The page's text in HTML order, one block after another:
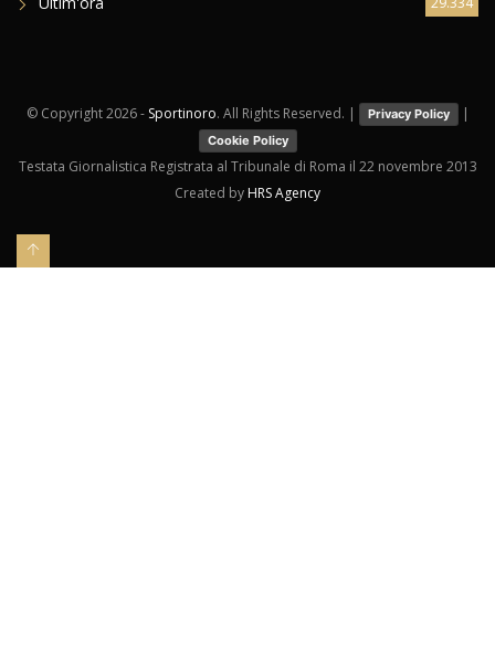
© Copyright2026 - Sportinoro. All Rights Reserved. | Privacy Policy |
Cookie Policy
Testata Giornalistica Registrata al Tribunale di Roma il 22 novembre 2013
Created by HRS Agency